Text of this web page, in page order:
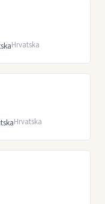
Hrvatska
Hrvatska